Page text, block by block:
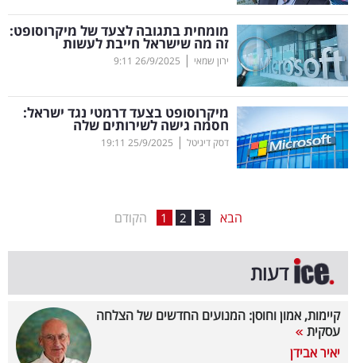
רכב
בריאות
תרבות
ופנאי
תיירות
המילון
הכלכלי
פודקאסט
40
מומחית בתגובה לצעד של מיקרוסופט:
זה מה שישראל חייבת לעשות
ירון שמאי |
26/9/2025
9:11
מיקרוסופט בצעד דרמטי נגד ישראל:
חסמה גישה לשירותים שלה
דסק דיגיטל |
25/9/2025
19:11
הקודם 1 2 3 הבא
דעות
קיימות, אמון וחוסן: המנועים החדשים של הצלחה
עסקית
יאיר אבידן